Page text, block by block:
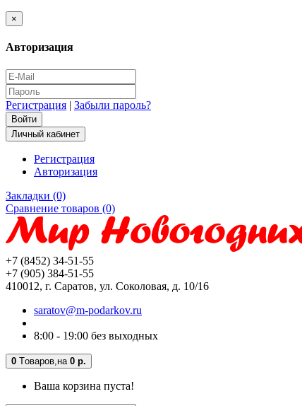
×
Авторизация
Регистрация | Забыли пароль?
Личный кабинет
Регистрация
Авторизация
Закладки (0)
Сравнение товаров (0)
+7 (8452) 34-51-55
+7 (905) 384-51-55
410012, г. Саратов, ул. Соколовая, д. 10/16
saratov@m-podarkov.ru
8:00 - 19:00 без выходных
0 Tоваров, на 0 р.
Ваша корзина пуста!